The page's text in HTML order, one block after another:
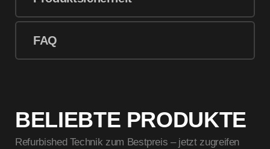
FAQ
BELIEBTE PRODUKTE
Refurbished Technik zum Bestpreis – jetzt zugreifen